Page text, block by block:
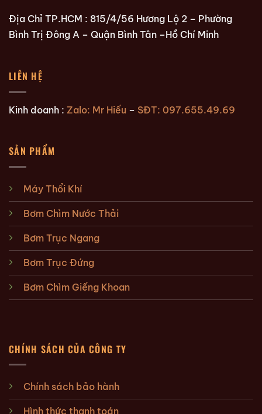
Địa Chỉ TP.HCM : 815/4/56 Hương Lộ 2 – Phường
Bình Trị Đông A – Quận Bình Tân –Hồ Chí Minh
LIÊN HỆ
Kinh doanh : Zalo: Mr Hiếu – SĐT: 097.655.49.69
SẢN PHẨM
Máy Thổi Khí
Bơm Chìm Nước Thải
Bơm Trục Ngang
Bơm Trục Đứng
Bơm Chìm Giếng Khoan
CHÍNH SÁCH CỦA CÔNG TY
Chính sách bảo hành
Hình thức thanh toán